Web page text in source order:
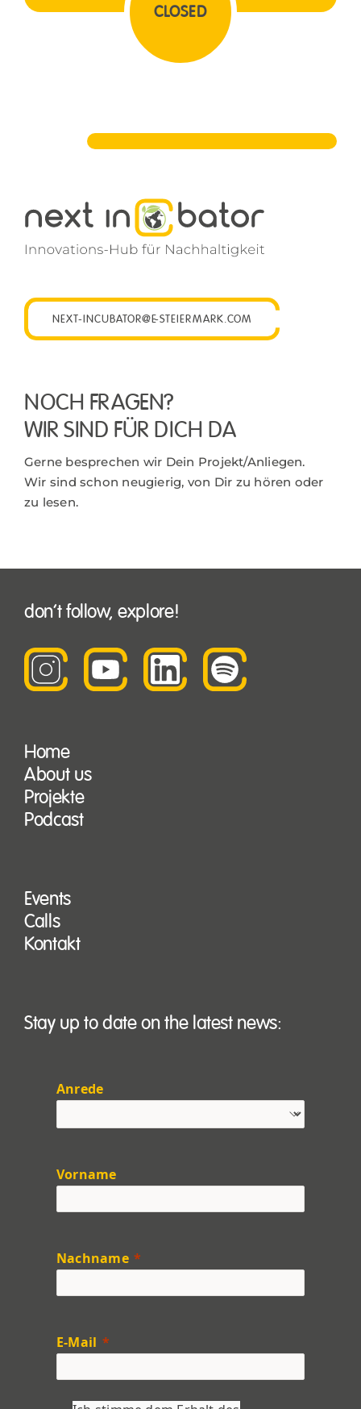
CLOSED
NEXT-INCUBATOR@E-STEIERMARK.COM
NOCH FRAGEN?
WIR SIND FÜR DICH DA
Gerne besprechen wir Dein Projekt/Anliegen.
Wir sind schon neugierig, von Dir zu hören oder
zu lesen.
don’t follow, explore!
Home
About us
Projekte
Podcast
Events
Calls
Kontakt
Stay up to date on the latest news:
Anrede
Vorname
Nachname
E-Mail